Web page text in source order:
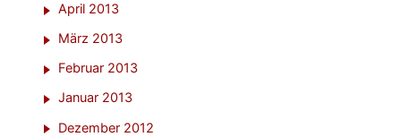
April 2013
März 2013
Februar 2013
Januar 2013
Dezember 2012